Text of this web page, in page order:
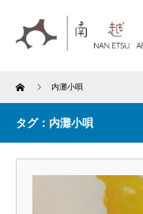
Home 内灘小唄
タグ：内灘小唄